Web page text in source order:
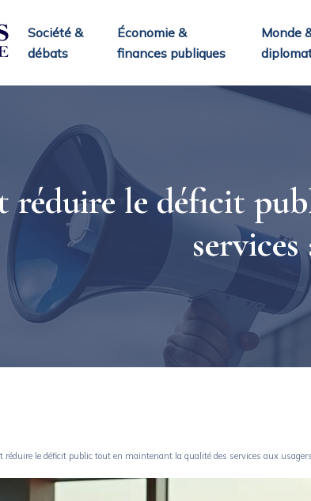
Société &
débats
Économie &
finances publiques
Monde
réduire le déficit
services
réduire le déficit public tout en maintenant la qualité des services aux